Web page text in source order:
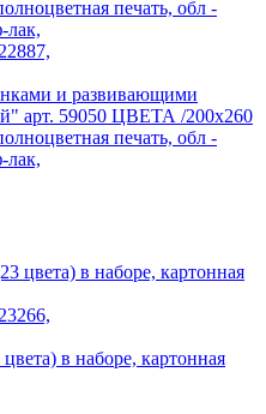
и развивающими
арт. 59050 ЦВЕТА /200х260
печать, обл -
лак,
в наборе, картонная